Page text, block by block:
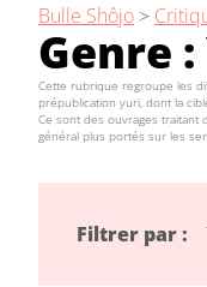
Bulle Shôjo >
Genre :
Cette rubrique regroupe les
prépublication yuri, dont la
Ce sont des ouvrages traitant
général plus portés sur les
Filtrer par :